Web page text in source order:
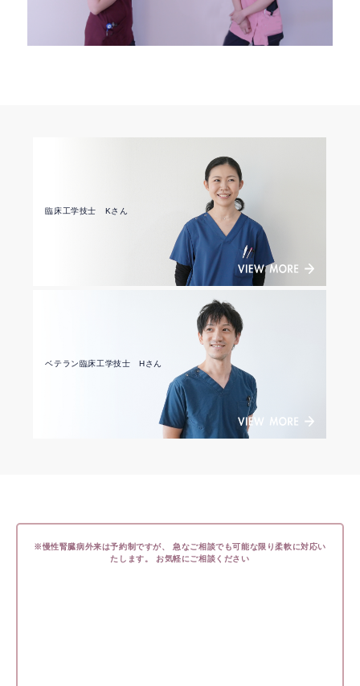
臨床工学技士 Kさん
ベテラン臨床工学技士 Hさん
※慢性腎臓病外来は予約制ですが、
急なご相談でも可能な限り柔軟に対応い
たします。
お気軽にご相談ください